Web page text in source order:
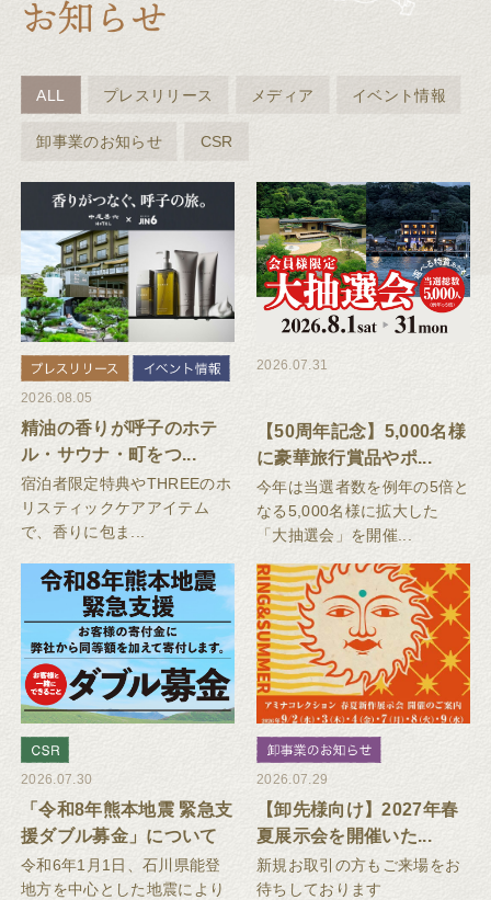
ALL プレスリリース メディア イベント情報
卸事業のお知らせ CSR
2026.08.05
精油の香りが呼子のホテ
ル・サウナ・町をつ...
宿泊者限定特典やTHREEのホ
リスティックケアアイテム
で、香りに包ま...
2026.07.31
【50周年記念】5,000名様
に豪華旅行賞品やポ...
今年は当選者数を例年の5倍と
なる5,000名様に拡大した
「大抽選会」を開催...
2026.07.30
「令和8年熊本地震 緊急支
援ダブル募金」について
令和6年1月1日、石川県能登
地方を中心とした地震により
2026.07.29
【卸先様向け】2027年春
夏展示会を開催いた...
新規お取引の方もご来場をお
待ちしております